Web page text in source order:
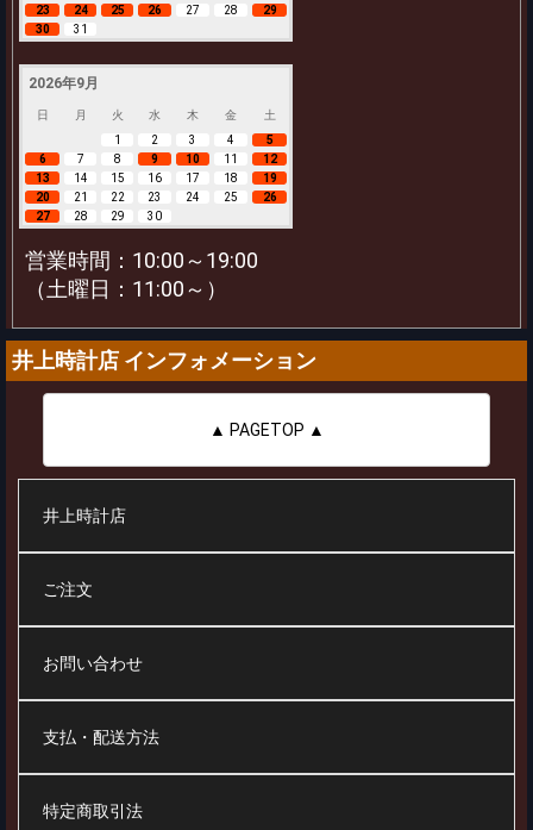
23
24 25 26 27 28
29
30
31
2026年9月
日 月 火 水 木 金
土
1
2 3 4
5
6
7 8 9 10 11
12
13
14 15 16 17 18
19
20
21 22 23 24 25
26
27
28 29 30
営業時間：10:00～19:00
（土曜日：11:00～）
井上時計店 インフォメーション
▲ PAGETOP ▲
井上時計店
ご注文
お問い合わせ
支払・配送方法
特定商取引法